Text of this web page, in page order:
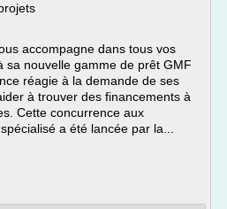
accompagne dans tous vos
sa nouvelle gamme de prêt GMF
réagie à la demande de ses
à trouver des financements à
Cette concurrence aux
a été lancée par la...